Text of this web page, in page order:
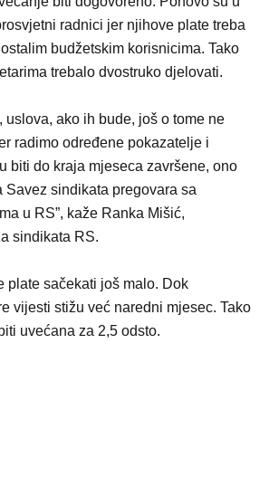
radnici jer njihove plate treba
budžetskim korisnicima. Tako
trebalo dvostruko djelovati.
uslova, ako ih bude, još o tome ne
radimo određene pokazatelje i
biti do kraja mjeseca završene, ono
Savez sindikata pregovara sa
u RS”, kaže Ranka Mišić,
sindikata RS.
plate sačekati još malo. Dok
vijesti stižu već naredni mjesec. Tako
uvećana za 2,5 odsto.